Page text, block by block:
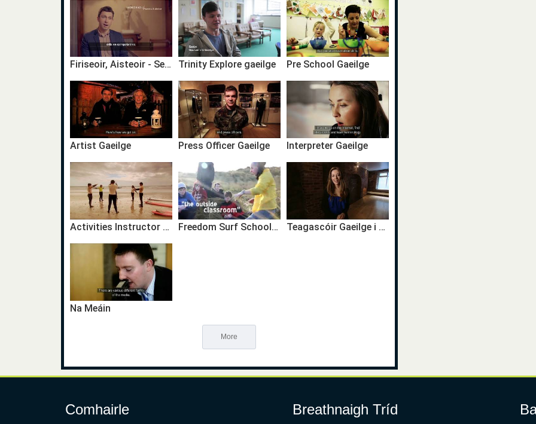
Firiseoir, Aisteoir - Seán Ó Baoil Trinity Explore gaeilge Pre School Gaeilge
Artist Gaeilge Press Officer Gaeilge Interpreter Gaeilge
Activities Instructor Gaeilge Freedom Surf School Bilingual Activity Centre - Tramore Teagascóir Gaeilge i Nua Eabhrac
Na Meáin
More
Comhairle Breathnaigh Tríd